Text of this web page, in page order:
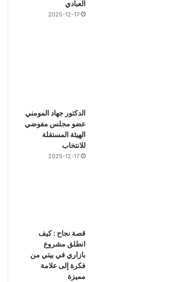
العبادي
2025-12-17
الدكتور جهاد المومني
عضو مجلس مفوضي
الهيئة المستقلة
للانتخاب
2025-12-17
قصة نجاح : كيف
انطلق مشروع
بازاري في بيتي من
فكرة إلى علامة
مميزة